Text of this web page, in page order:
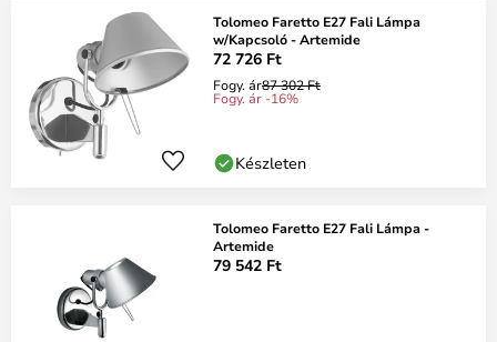
Tolomeo Faretto E27 Fali Lámpa
w/Kapcsoló - Artemide
72 726 Ft
Fogy. ár87 302 Ft
Fogy. ár -16%
Készleten
Tolomeo Faretto E27 Fali Lámpa -
Artemide
79 542 Ft